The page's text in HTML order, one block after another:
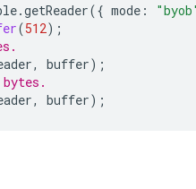
.getReader({ mode :
(512);
, buffer);
, buffer);